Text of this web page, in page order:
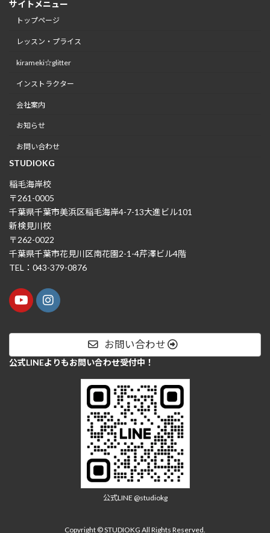
サイトメニュー
トップページ
レッスン・プライス
kirameki☆glitter
インストラクター
会社案内
お知らせ
お問い合わせ
STUDIOKG
稲毛海岸校
〒261-0005
千葉県千葉市美浜区稲毛海岸4-7-13大進ビル101
新検見川校
〒262-0022
千葉県千葉市花見川区南花園2-1-4芹澤ビル4階
TEL：043-379-0876
お問い合わせ
公式LINEよりもお問い合わせ受付中！
公式LINE @studiokg
Copyright © STUDIOKG All Rights Reserved.